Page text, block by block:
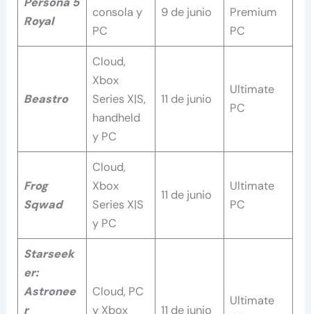
Royal
consola y
PC
9 de junio
Premium
PC
Beastro
Cloud,
Xbox
Series X|S,
handheld
y PC
11 de junio
Ultimate
PC
Frog
Sqwad
Cloud,
Xbox
Series X|S
y PC
11 de junio
Ultimate
PC
Starseek
er:
Astronee
r
Cloud, PC
y Xbox
11 de junio
Ultimate